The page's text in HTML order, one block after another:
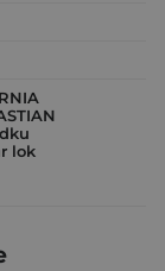
lok